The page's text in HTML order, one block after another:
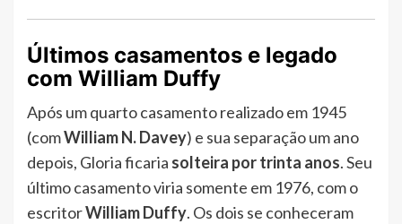
Últimos casamentos e legado
com William Duffy
Após um quarto casamento realizado em 1945
(comWilliam N. Davey) e sua separação um ano
depois, Gloria ficaria solteira por trinta anos. Seu
último casamento viria somente em 1976, com o
escritorWilliam Duffy. Os dois se conheceram